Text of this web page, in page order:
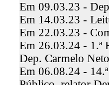
Em 09.03.23 -
Em 14.03.23 -
Em 22.03.23 -
Em 26.03.24 - 1.ª
Dep. Carmelo
Em 06.08.24 -